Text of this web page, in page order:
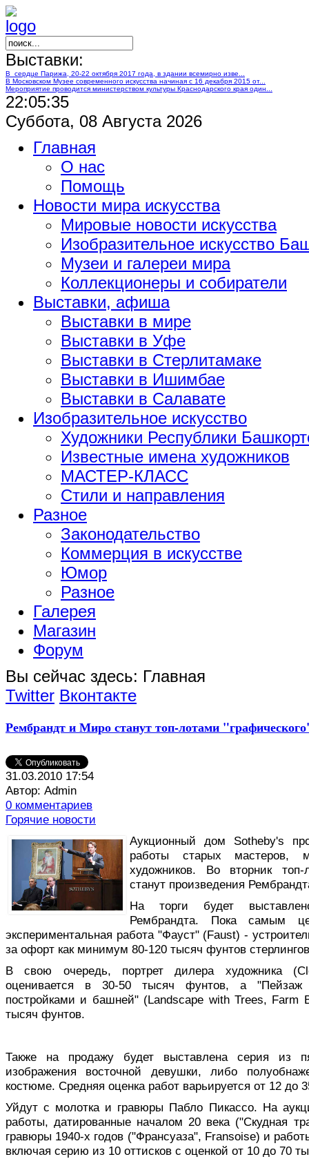
Выставки:
В сердце Парижа, 20-22 октября 2017 года, в здании всемирно изве...
В Московском Музее современного искусства начиная с 16 декабря 2015 от...
Мероприятие проводится министерством культуры Краснодарского края один...
22:05:36
Суббота, 08 Августа 2026
Главная
О нас
Помощь
Новости мира искусства
Мировые новости искусства
Изобразительное искусство
Музеи и галереи мира
Коллекционеры и собиратели
Выставки, афиша
Выставки в мире
Выставки в Уфе
Выставки в Стерлитамаке
Выставки в Ишимбае
Выставки в Салавате
Изобразительное искусство
Художники Республики
Известные имена художников
МАСТЕР-КЛАСС
Стили и направления
Разное
Законодательство
Коммерция в искусстве
Юмор
Разное
Галерея
Магазин
Форум
Вы сейчас здесь: Главная
Twitter Вконтакте
Рембрандт и Миро станут топ-лотами
31.03.2010 17:54
Автор: Admin
0 комментариев
Горячие новости
Аукционный дом Sotheby's
работы старых мастеров,
художников. Во вторник топ-
станут произведения
На торги будет
Рембрандта. Пока самым
экспериментальная работа "Фауст" (Faust) -
за офорт как минимум 80-120 тысяч фунтов
В свою очередь, портрет дилера художника
оценивается в 30-50 тысяч фунтов, а
постройками и башней" (Landscape with Trees, Farm
тысяч фунтов.
Также на продажу будет выставлена серия из
изображения восточной девушки, либо
костюме. Средняя оценка работ варьируется от 12 до
Уйдут с молотка и гравюры Пабло Пикассо. На
работы, датированные началом 20 века ("Скудная
гравюры 1940-х годов ("Франсуаза", Fransoise) и
включая серию из 10 оттисков с оценкой от 10 до 70